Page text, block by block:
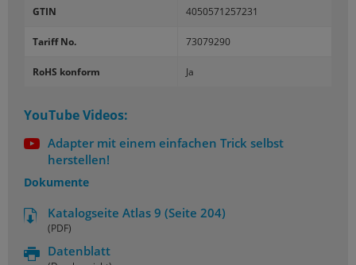
GTIN 4050571257231
Tariff No. 73079290
RoHS konform Ja
YouTube Videos:
Adapter mit einem einfachen Trick selbst
herstellen!
Dokumente
Katalogseite Atlas 9 (Seite 204)
(PDF)
Datenblatt